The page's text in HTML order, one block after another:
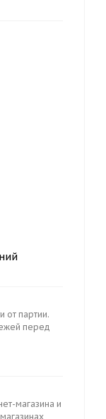
от партии.
перед
магазина и